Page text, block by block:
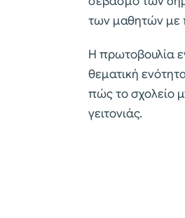
των μαθητών με
Η πρωτοβουλία
θεματική
πώς το σχολείο
γειτονιάς.